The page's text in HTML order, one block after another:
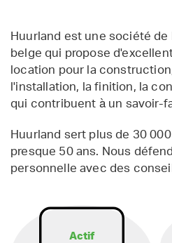
Huurland est une société
belge qui propose
location pour la
l'installation, la finition, la
qui contribuent à un savoir-
Huurland sert plus de 30
presque 50 ans. Nous
personnelle avec des
Actif